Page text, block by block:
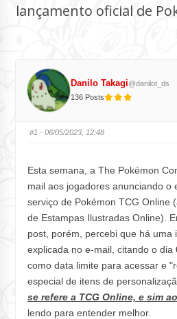
lançamento oficial de
Danilo Takagi@danilot_ds
136 Posts
#1 · 06/05/2023, 12:48
Esta semana, a The Pokémon
mail aos jogadores anunciando o
serviço de Pokémon TCG Online
de Estampas Ilustradas Online).
post, porém, percebi que há uma
explicada no e-mail, citando o dia
como data limite para acessar e
especial de itens de
se refere a TCG Online, e sim
lendo para entender melhor.